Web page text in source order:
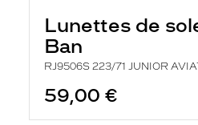
Lunettes de
Ban
RJ9506S 223/71 JUNIOR
59,00 €